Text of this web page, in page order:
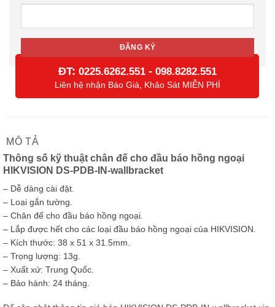
ĐT: 0225.6262.551 - 098.8282.551
Liên hệ nhận Báo Giá, Khảo Sát MIỄN PHÍ
MÔ TẢ
Thông số kỹ thuật chân đế cho đầu báo hồng ngoại
HIKVISION DS-PDB-IN-wallbracket
– Dễ dàng cài đặt.
– Loại gắn tường.
– Chân đế cho đầu báo hồng ngoại.
– Lắp được hết cho các loại đầu báo hồng ngoại của HIKVISION.
– Kích thước: 38 x 51 x 31.5mm.
– Trọng lượng: 13g.
– Xuất xứ: Trung Quốc.
– Bảo hành: 24 tháng.